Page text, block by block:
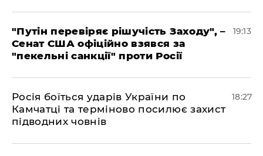
​"Путін перевіряє рішучість Заходу", –
Сенат США офіційно взявся за
"пекельні санкції" проти Росії
19:13
​Росія боїться ударів України по
Камчатці та терміново посилює захист
підводних човнів
18:27